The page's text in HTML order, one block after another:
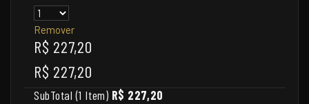
Remover
R$ 227,20
R$ 227,20
SubTotal (1 Item) R$ 227,20